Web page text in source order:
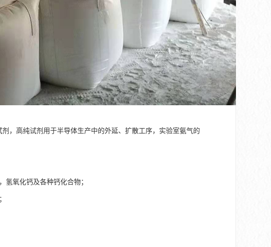
，高纯试剂用于半导体生产中的外延、扩散工序，实验室氨气的
氢氧化钙及各种钙化合物；